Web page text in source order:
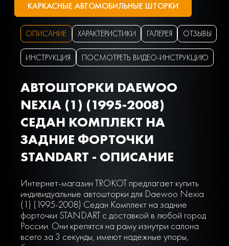
КАРКАСНЫЕ АВТОМОБИЛЬНЫЕ ШТОРКИ
ОПИСАНИЕ ХАРАКТЕРИСТИКИ ГАЛЕРЕЯ ОТЗЫВЫ
ИНСТРУКЦИЯ ПОСМОТРЕТЬ ВИДЕО-ИНСТРУКЦИЮ
АВТОШТОРКИ DAEWOO
NEXIA (1) (1995-2008)
СЕДАН КОМПЛЕКТ НА
ЗАДНИЕ ФОРТОЧКИ
STANDART - ОПИСАНИЕ
Интернет-магазин TROKOT предлагает купить
индивидуальные автошторки для Daewoo Nexia
(1) (1995-2008) Седан Комплект на задние
форточки STANDART с доставкой в любой город
России. Они крепятся на раму изнутри салона
всего за 3 секунды, имеют надежные упоры,